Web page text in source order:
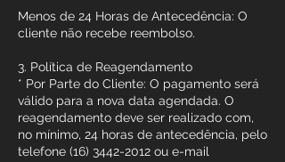
Menos de 24 Horas de Antecedência: O
cliente não recebe reembolso.
3. Política de Reagendamento
* Por Parte do Cliente: O pagamento será
válido para a nova data agendada. O
reagendamento deve ser realizado com,
no mínimo, 24 horas de antecedência, pelo
telefone (16) 3442-2012 ou e-mail